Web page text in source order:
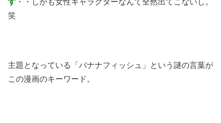
す ・・しかも女性キャラクターなんて全然出てこないし。
笑
主題となっている「バナナフィッシュ」という謎の言葉が
この漫画のキーワード。